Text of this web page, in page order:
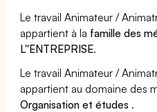
Le travail Animateur /
appartient à la famille des
L''ENTREPRISE.
Le travail Animateur /
appartient au domaine des
Organisation et études .